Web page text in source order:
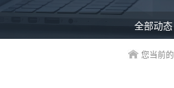
全部动态
您当前